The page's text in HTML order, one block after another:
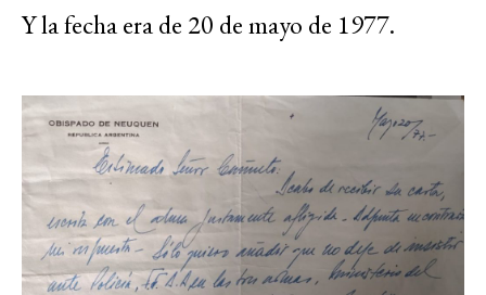
Y la fecha era de 20 de mayo de 1977.